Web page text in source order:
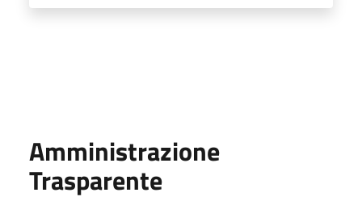
Amministrazione
Trasparente